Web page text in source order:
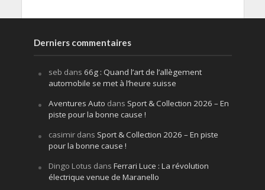
Derniers commentaires
seb dans 66g : Quand l’art de l’allègement
automobile se met à l’heure suisse
Aventures Auto dans Sport & Collection 2026 – En
piste pour la bonne cause !
casimirdans Sport & Collection 2026 – En piste
pour la bonne cause !
Dingo Lotus dans Ferrari Luce : La révolution
électrique venue de Maranello